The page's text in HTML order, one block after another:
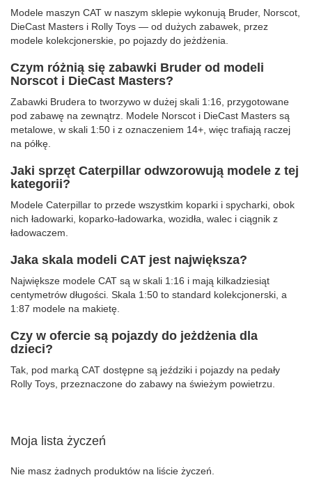
Modele maszyn CAT w naszym sklepie wykonują Bruder, Norscot,
DieCast Masters i Rolly Toys — od dużych zabawek, przez
modele kolekcjonerskie, po pojazdy do jeżdżenia.
Czym różnią się zabawki Bruder od modeli
Norscot i DieCast Masters?
Zabawki Brudera to tworzywo w dużej skali 1:16, przygotowane
pod zabawę na zewnątrz. Modele Norscot i DieCast Masters są
metalowe, w skali 1:50 i z oznaczeniem 14+, więc trafiają raczej
na półkę.
Jaki sprzęt Caterpillar odwzorowują modele z tej
kategorii?
Modele Caterpillar to przede wszystkim koparki i spycharki, obok
nich ładowarki, koparko-ładowarka, wozidła, walec i ciągnik z
ładowaczem.
Jaka skala modeli CAT jest największa?
Największe modele CAT są w skali 1:16 i mają kilkadziesiąt
centymetrów długości. Skala 1:50 to standard kolekcjonerski, a
1:87 modele na makietę.
Czy w ofercie są pojazdy do jeżdżenia dla
dzieci?
Tak, pod marką CAT dostępne są jeździki i pojazdy na pedały
Rolly Toys, przeznaczone do zabawy na świeżym powietrzu.
Moja lista życzeń
Nie masz żadnych produktów na liście życzeń.